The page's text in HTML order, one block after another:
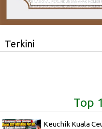
Terkini
Top
Keuchik Kuala